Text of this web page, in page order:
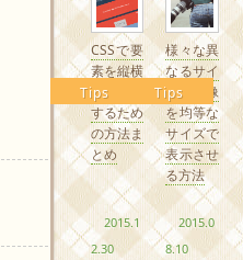
Tips
CSSで要
素を縦横
中央配置
するため
の方法ま
とめ
Tips
様々な異
なるサイ
ズの画像
を均等な
サイズで
表示させ
る方法
2015.1
2.30
2015.0
8.10